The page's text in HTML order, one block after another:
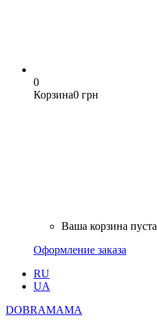
0
Корзина0 грн
Ваша корзина
Оформление заказа
RU
UA
DOBRAMAMA